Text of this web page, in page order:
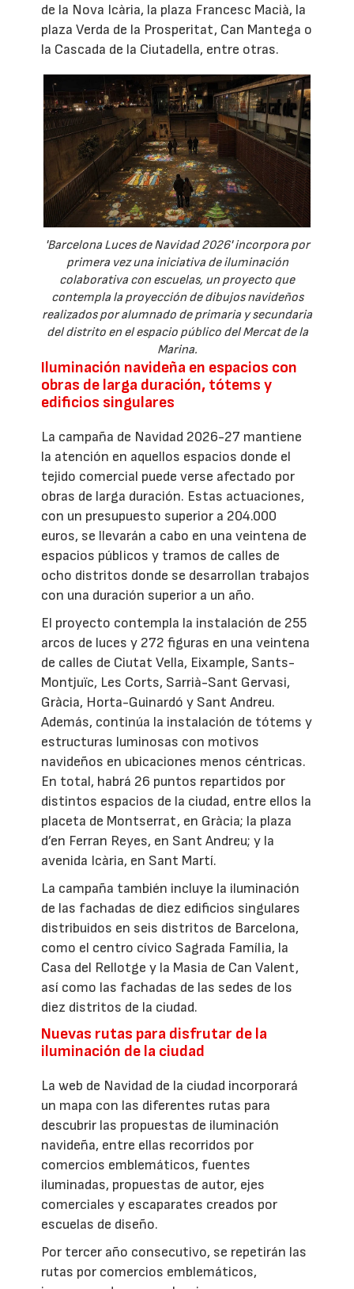
de la Nova Icària, la plaza Francesc Macià, la
plaza Verda de la Prosperitat, Can Mantega o
la Cascada de la Ciutadella, entre otras.
'Barcelona Luces de Navidad 2026' incorpora por
primera vez una iniciativa de iluminación
colaborativa con escuelas, un proyecto que
contempla la proyección de dibujos navideños
realizados por alumnado de primaria y secundaria
del distrito en el espacio público del Mercat de la
Marina.
Iluminación navideña en espacios con
obras de larga duración, tótems y
edificios singulares
La campaña de Navidad 2026-27 mantiene
la atención en aquellos espacios donde el
tejido comercial puede verse afectado por
obras de larga duración. Estas actuaciones,
con un presupuesto superior a 204.000
euros, se llevarán a cabo en una veintena de
espacios públicos y tramos de calles de
ocho distritos donde se desarrollan trabajos
con una duración superior a un año.
El proyecto contempla la instalación de 255
arcos de luces y 272 figuras en una veintena
de calles de Ciutat Vella, Eixample, Sants-
Montjuïc, Les Corts, Sarrià-Sant Gervasi,
Gràcia, Horta-Guinardó y Sant Andreu.
Además, continúa la instalación de tótems y
estructuras luminosas con motivos
navideños en ubicaciones menos céntricas.
En total, habrá 26 puntos repartidos por
distintos espacios de la ciudad, entre ellos la
placeta de Montserrat, en Gràcia; la plaza
d’en Ferran Reyes, en Sant Andreu; y la
avenida Icària, en Sant Martí.
La campaña también incluye la iluminación
de las fachadas de diez edificios singulares
distribuidos en seis distritos de Barcelona,
como el centro cívico Sagrada Família, la
Casa del Rellotge y la Masia de Can Valent,
así como las fachadas de las sedes de los
diez distritos de la ciudad.
Nuevas rutas para disfrutar de la
iluminación de la ciudad
La web de Navidad de la ciudad incorporará
un mapa con las diferentes rutas para
descubrir las propuestas de iluminación
navideña, entre ellas recorridos por
comercios emblemáticos, fuentes
iluminadas, propuestas de autor, ejes
comerciales y escaparates creados por
escuelas de diseño.
Por tercer año consecutivo, se repetirán las
rutas por comercios emblemáticos,